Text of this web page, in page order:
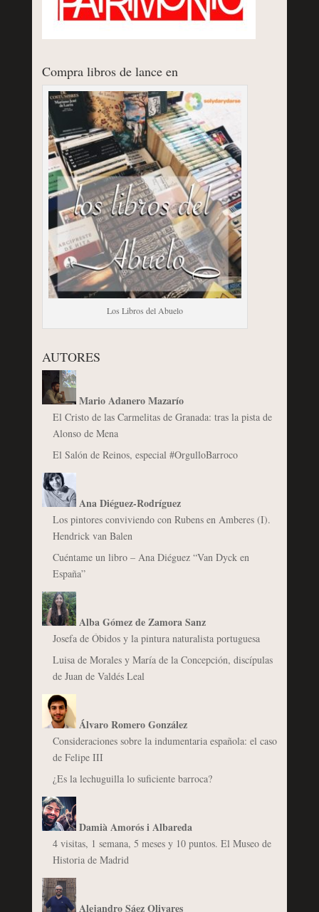
Compra libros de lance en
Los Libros del Abuelo
AUTORES
Mario Adanero Mazarío
El Cristo de las Carmelitas de Granada: tras la pista de
Alonso de Mena
El Salón de Reinos, especial #OrgulloBarroco
Ana Diéguez-Rodríguez
Los pintores conviviendo con Rubens en Amberes (I).
Hendrick van Balen
Cuéntame un libro – Ana Diéguez “Van Dyck en
España”
Alba Gómez de Zamora Sanz
Josefa de Óbidos y la pintura naturalista portuguesa
Luisa de Morales y María de la Concepción, discípulas
de Juan de Valdés Leal
Álvaro Romero González
Consideraciones sobre la indumentaria española: el caso
de Felipe III
¿Es la lechuguilla lo suficiente barroca?
Damià Amorós i Albareda
4 visitas, 1 semana, 5 meses y 10 puntos. El Museo de
Historia de Madrid
Alejandro Sáez Olivares